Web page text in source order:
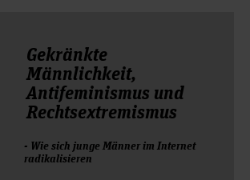
Gekränkte
Männlichkeit,
Antifeminismus und
Rechtsextremismus
- Wie sich junge Männer im Internet
radikalisieren